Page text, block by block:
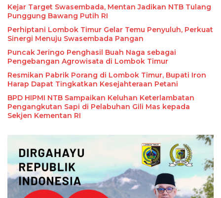
Kejar Target Swasembada, Mentan Jadikan NTB Tulang
Punggung Bawang Putih RI
Perhiptani Lombok Timur Gelar Temu Penyuluh, Perkuat
Sinergi Menuju Swasembada Pangan
Puncak Jeringo Penghasil Buah Naga sebagai
Pengebangan Agrowisata di Lombok Timur
Resmikan Pabrik Porang di Lombok Timur, Bupati Iron
Harap Dapat Tingkatkan Kesejahteraan Petani
BPD HIPMI NTB Sampaikan Keluhan Keterlambatan
Pengangkutan Sapi di Pelabuhan Gili Mas kepada
Sekjen Kementan RI